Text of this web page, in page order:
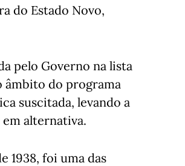
do Estado Novo,
pelo Governo na lista
âmbito do programa
suscitada, levando a
em alternativa.
1938, foi uma das